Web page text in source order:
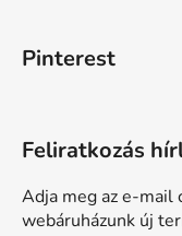
Pinterest
Feliratkozás
Adja meg az e-mail
webáruházunk új